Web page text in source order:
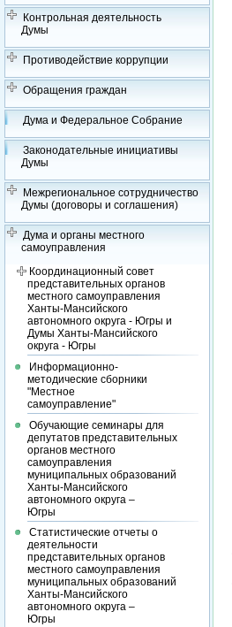
Контрольная деятельность
Думы
Противодействие коррупции
Обращения граждан
Дума и Федеральное Собрание
Законодательные инициативы
Думы
Межрегиональное сотрудничество
Думы (договоры и соглашения)
Дума и органы местного
самоуправления
Координационный совет
представительных органов
местного самоуправления
Ханты-Мансийского
автономного округа - Югры и
Думы Ханты-Мансийского
округа - Югры
Информационно-
методические сборники
"Местное
самоуправление"
Обучающие семинары для
депутатов представительных
органов местного
самоуправления
муниципальных образований
Ханты-Мансийского
автономного округа –
Югры
Статистические отчеты о
деятельности
представительных органов
местного самоуправления
муниципальных образований
Ханты-Мансийского
автономного округа –
Югры